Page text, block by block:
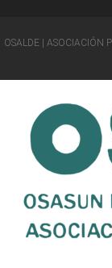
OSALDE | ASOCIACIÓN